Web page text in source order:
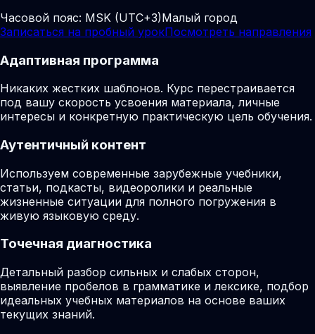
Часовой пояс: MSK (UTC+3)Малый город
Записаться на пробный урокПосмотреть направления
Адаптивная программа
Никаких жестких шаблонов. Курс перестраивается
под вашу скорость усвоения материала, личные
интересы и конкретную практическую цель обучения.
Аутентичный контент
Используем современные зарубежные учебники,
статьи, подкасты, видеоролики и реальные
жизненные ситуации для полного погружения в
живую языковую среду.
Точечная диагностика
Детальный разбор сильных и слабых сторон,
выявление пробелов в грамматике и лексике, подбор
идеальных учебных материалов на основе ваших
текущих знаний.